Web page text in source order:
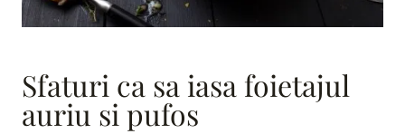
Sfaturi ca sa iasa foietajul
auriu si pufos